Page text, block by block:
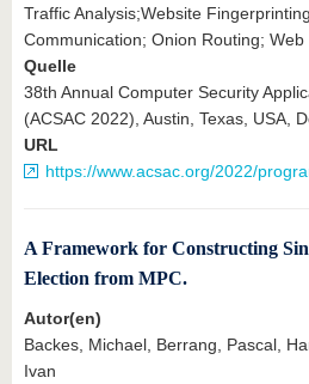
Traffic Analysis;Website
Communication; Onion Routing; Web
Quelle
38th Annual Computer Security
(ACSAC 2022), Austin, Texas, USA,
URL
https://www.acsac.org/2022/
A Framework for Constructing
Election from MPC.
Autor(en)
Backes, Michael, Berrang, Pascal,
Ivan